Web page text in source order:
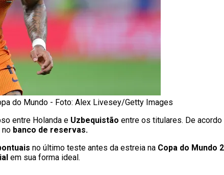
do Mundo - Foto: Alex Livesey/Getty Images
entre Holanda e Uzbequistão entre os titulares. De
no banco de reservas.
no último teste antes da estreia na Copa do Mundo
em sua forma ideal.